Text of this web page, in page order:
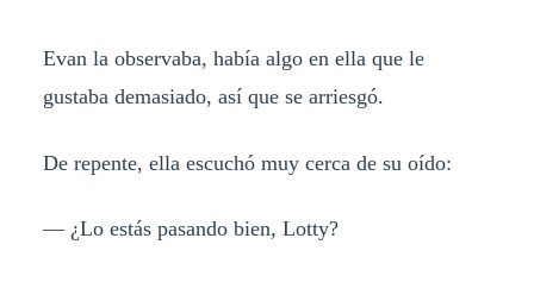
Evan la observaba, había algo en ella que le
gustaba demasiado, así que se arriesgó.
De repente, ella escuchó muy cerca de su oído:
— ¿Lo estás pasando bien, Lotty?